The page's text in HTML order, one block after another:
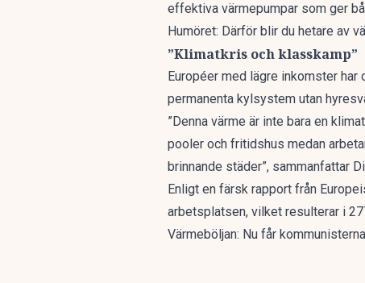
effektiva värmepumpar som ger
Humöret: Därför blir du hetare av
”Klimatkris och klasskamp”
Européer med lägre inkomster
permanenta kylsystem utan
”Denna värme är inte bara en
pooler och fritidshus medan
brinnande städer”, sammanfattar
Enligt en färsk rapport från
arbetsplatsen, vilket resulterar i
Värmeböljan: Nu får